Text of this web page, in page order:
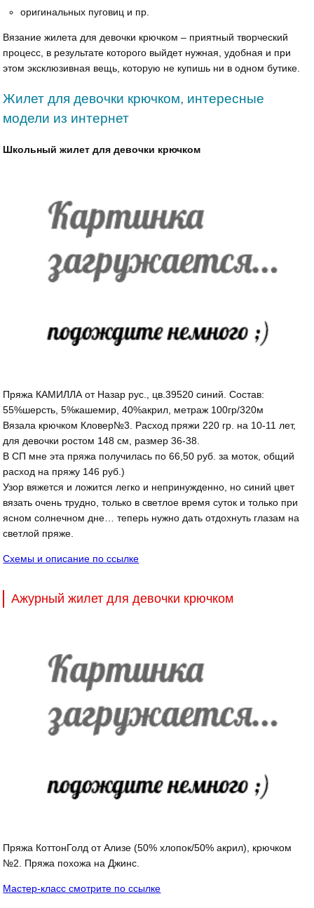
оригинальных пуговиц и пр.
Вязание жилета для девочки крючком – приятный творческий
процесс, в результате которого выйдет нужная, удобная и при
этом эксклюзивная вещь, которую не купишь ни в одном бутике.
Жилет для девочки крючком, интересные
модели из интернет
Школьный жилет для девочки крючком
Пряжа КАМИЛЛА от Назар рус., цв.39520 синий. Состав:
55%шерсть, 5%кашемир, 40%акрил, метраж 100гр/320м
Вязала крючком Кловер№3. Расход пряжи 220 гр. на 10-11 лет,
для девочки ростом 148 см, размер 36-38.
В СП мне эта пряжа получилась по 66,50 руб. за моток, общий
расход на пряжу 146 руб.)
Узор вяжется и ложится легко и непринужденно, но синий цвет
вязать очень трудно, только в светлое время суток и только при
ясном солнечном дне… теперь нужно дать отдохнуть глазам на
светлой пряже.
Схемы и описание по ссылке
Ажурный жилет для девочки крючком
Пряжа КоттонГолд от Ализе (50% хлопок/50% акрил), крючком
№2. Пряжа похожа на Джинс.
Мастер-класс смотрите по ссылке